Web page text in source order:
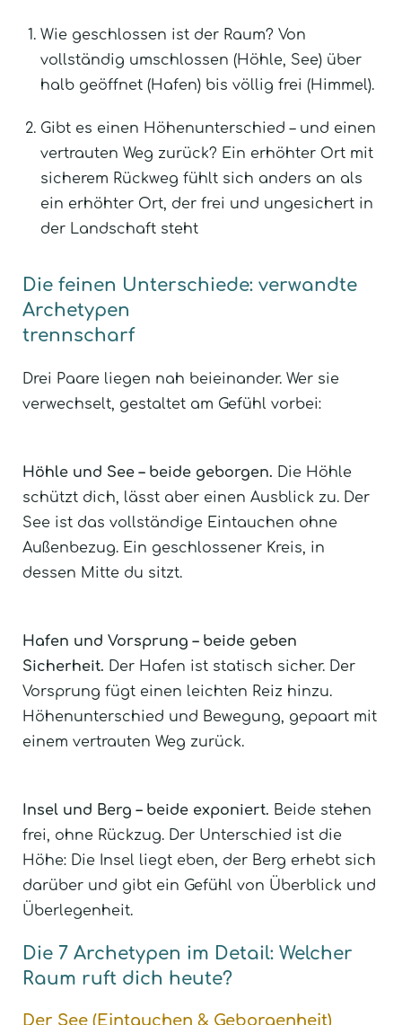
Wie geschlossen ist der Raum? Von
vollständig umschlossen (Höhle, See) über
halb geöffnet (Hafen) bis völlig frei (Himmel).
Gibt es einen Höhenunterschied – und einen
vertrauten Weg zurück? Ein erhöhter Ort mit
sicherem Rückweg fühlt sich anders an als
ein erhöhter Ort, der frei und ungesichert in
der Landschaft steht
Die feinen Unterschiede: verwandte
Archetypen
trennscharf
Drei Paare liegen nah beieinander. Wer sie
verwechselt, gestaltet am Gefühl vorbei:
Höhle und See – beide geborgen. Die Höhle
schützt dich, lässt aber einen Ausblick zu. Der
See ist das vollständige Eintauchen ohne
Außenbezug. Ein geschlossener Kreis, in
dessen Mitte du sitzt.
Hafen und Vorsprung – beide geben
Sicherheit. Der Hafen ist statisch sicher. Der
Vorsprung fügt einen leichten Reiz hinzu.
Höhenunterschied und Bewegung, gepaart mit
einem vertrauten Weg zurück.
Insel und Berg – beide exponiert. Beide stehen
frei, ohne Rückzug. Der Unterschied ist die
Höhe: Die Insel liegt eben, der Berg erhebt sich
darüber und gibt ein Gefühl von Überblick und
Überlegenheit.
Die 7 Archetypen im Detail: Welcher
Raum ruft dich heute?
Der See (Eintauchen & Geborgenheit)